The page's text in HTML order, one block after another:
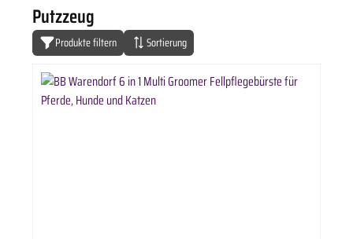
Putzzeug
Produkte filtern Sortierung